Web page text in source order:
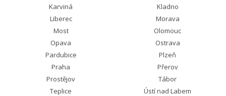
Karviná
Kladno
Liberec
Morava
Most
Olomouc
Opava
Ostrava
Pardubice
Plzeň
Praha
Přerov
Prostějov
Tábor
Teplice
Ústí nad Labem